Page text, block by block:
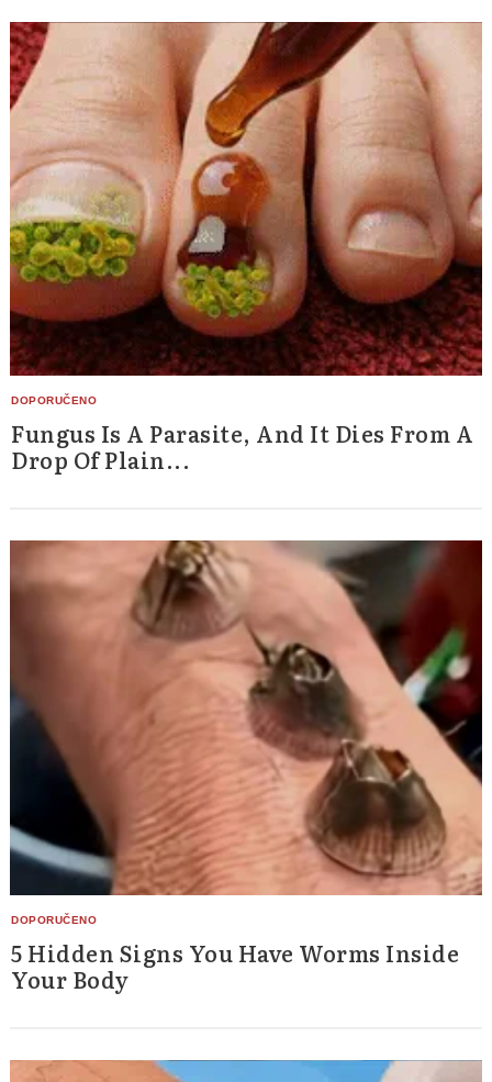
Fungus Is A Parasite, And It Dies From A
Drop Of Plain...
5 Hidden Signs You Have Worms Inside
Your Body